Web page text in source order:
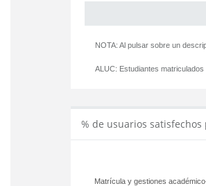
NOTA: Al pulsar sobre un
ALUC: Estudiantes
% de usuarios
Matrícula y gestiones